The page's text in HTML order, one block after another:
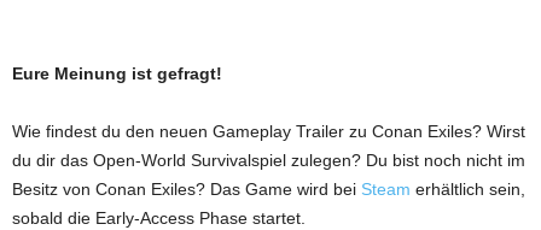
Eure Meinung ist gefragt!
Wie findest du den neuen Gameplay Trailer zu Conan Exiles? Wirst
du dir das Open-World Survivalspiel zulegen? Du bist noch nicht im
Besitz von Conan Exiles? Das Game wird bei Steam erhältlich sein,
sobald die Early-Access Phase startet.